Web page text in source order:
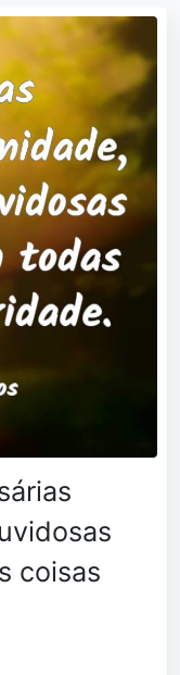
coisas